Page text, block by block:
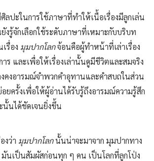
ลปะในการใช้ภาษาที่ทำให้เนื้อเรื่องมีลูกเล่น
งรู้จักเลือกใช้ระดับภาษาที่เหมาะกับบริบท
รื่อง มุมปากโลกจ้อนคือผู้ทำหน้าที่เล่าเรื่อง
ร และเพื่อให้เรื่องเล่านั้นดูมีชีวิตและสมจริง
คงอารมณ์จำพวกคำอุทานและคำสบถในส่วน
ครั้งเพื่อให้ผู้อ่านได้รับรู้ถึงอารมณ์ความรู้สึก
นได้ชัดเจนยิ่งขึ้น
งว่า มุมปากโลกนั้นน่าจะมาจาก มุมปากทาง
มันเป็นสัมผัสก่อนทุก ๆ คน เป็นโลกที่ลูกโป่ง